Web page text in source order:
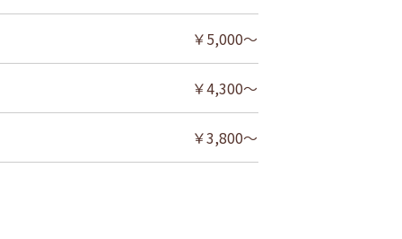
￥5,000～
￥4,300～
￥3,800～